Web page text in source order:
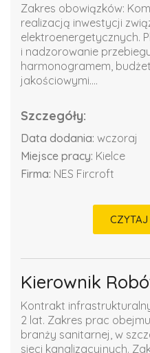
Zakres obowiązków:
realizacją inwestycji
elektroenergetycznych.
i nadzorowanie
harmonogramem,
jakościowymi....
Szczegóły:
Data dodania: wczoraj
Miejsce pracy: Kielce
Firma: NES Fircroft
CZYTAJ
Kierownik
Kontrakt
2 lat. Zakres prac
branży sanitarnej, w
sieci kanalizacyjnych.